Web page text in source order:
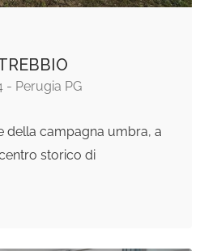
- Perugia PG
della campagna umbra, a
storico di